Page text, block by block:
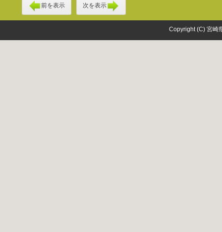
前を表示 次を表示
Copyright (C) 宮崎